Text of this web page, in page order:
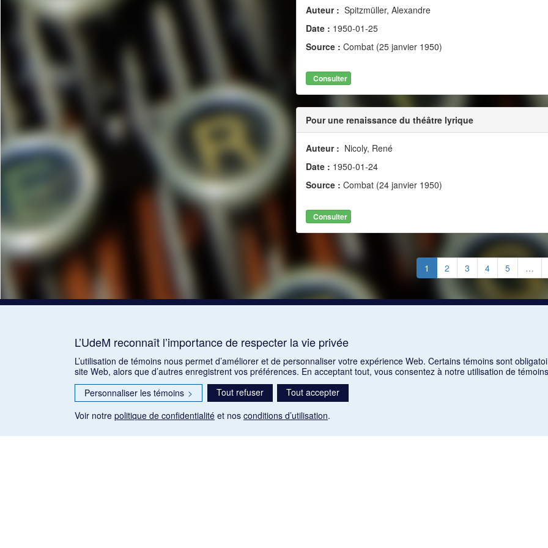
Auteur : Spitzmüller, Alexandre
Date : 1950-01-25
Source : Combat (25 janvier 1950)
Consulter
Pour une renaissance du théâtre lyrique
Auteur : Nicoly, René
Date : 1950-01-24
Source : Combat (24 janvier 1950)
Consulter
1 2 3 4 5 …
L’UdeM reconnaît l’importance de respecter la vie privée
L’utilisation de témoins nous permet d’améliorer et de personnaliser votre expérience Web. Certains témoins sont
site Web, alors que d’autres enregistrent vos préférences. En acceptant tout, vous consentez à notre utilisation de
Personnaliser les témoins > Tout refuser
Tout accepter
Voir notre politique de confidentialité et nos conditions d’utilisation.